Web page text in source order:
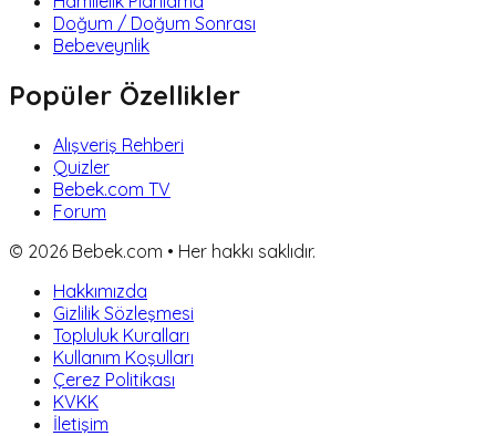
Doğum / Doğum Sonrası
Bebeveynlik
Popüler Özellikler
Alışveriş Rehberi
Quizler
Bebek.com TV
Forum
© 2026 Bebek.com • Her hakkı saklıdır.
Hakkımızda
Gizlilik Sözleşmesi
Topluluk Kuralları
Kullanım Koşulları
Çerez Politikası
KVKK
İletişim